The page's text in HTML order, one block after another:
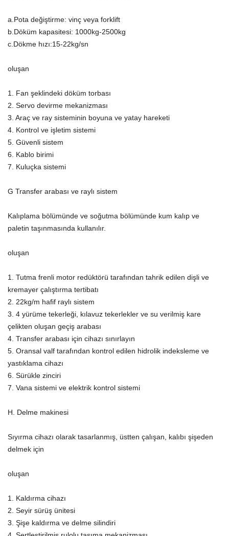
a.Pota değiştirme: vinç veya forklift
b.Döküm kapasitesi: 1000kg-2500kg
c.Dökme hızı:15-22kg/sn
oluşan
1. Fan şeklindeki döküm torbası
2. Servo devirme mekanizması
3. Araç ve ray sisteminin boyuna ve yatay hareketi
4. Kontrol ve işletim sistemi
5. Güvenli sistem
6. Kablo birimi
7. Kuluçka sistemi
G Transfer arabası ve raylı sistem
Kalıplama bölümünde ve soğutma bölümünde kum kalıp ve
paletin taşınmasında kullanılır.
oluşan
1. Tutma frenli motor redüktörü tarafından tahrik edilen dişli ve
kremayer çalıştırma tertibatı
2. 22kg/m hafif raylı sistem
3. 4 yürüme tekerleği, kılavuz tekerlekler ve su verilmiş kare
çelikten oluşan geçiş arabası
4. Transfer arabası için cihazı sınırlayın
5. Oransal valf tarafından kontrol edilen hidrolik indeksleme ve
yastıklama cihazı
6. Sürükle zinciri
7. Vana sistemi ve elektrik kontrol sistemi
H. Delme makinesi
Sıyırma cihazı olarak tasarlanmış, üstten çalışan, kalıbı şişeden
delmek için
oluşan
1. Kaldırma cihazı
2. Seyir sürüş ünitesi
3. Şişe kaldırma ve delme silindiri